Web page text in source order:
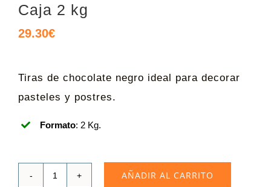
Caja 2 kg
29.30€
Tiras de chocolate negro ideal para decorar
pasteles y postres.
Formato: 2 Kg.
Tagliatelli
AÑADIR AL CARRITO